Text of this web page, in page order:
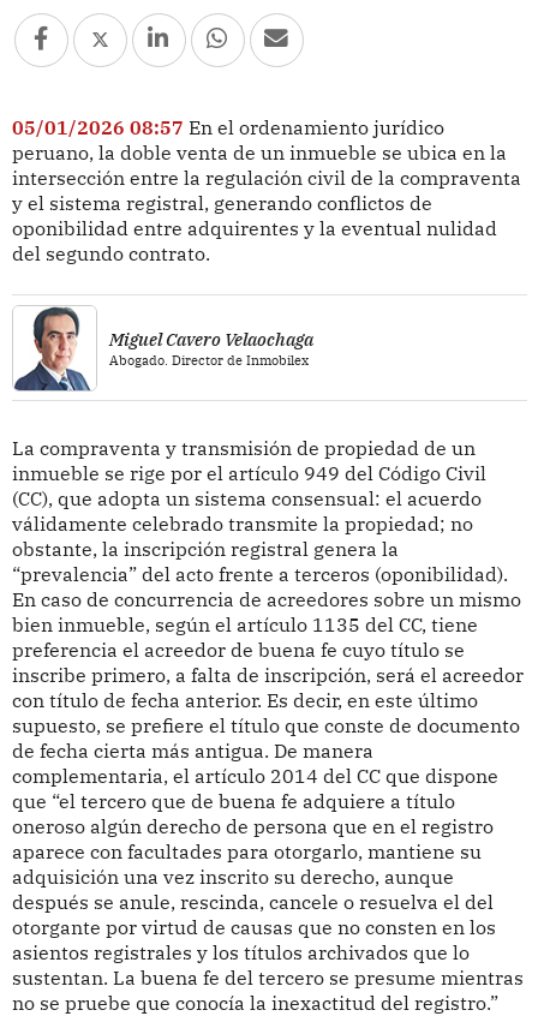
05/01/2026 08:57 En el ordenamiento jurídico
peruano, la doble venta de un inmueble se ubica en la
intersección entre la regulación civil de la compraventa
y el sistema registral, generando conflictos de
oponibilidad entre adquirentes y la eventual nulidad
del segundo contrato.
Miguel Cavero Velaochaga
Abogado. Director de Inmobilex
La compraventa y transmisión de propiedad de un
inmueble se rige por el artículo 949 del Código Civil
(CC), que adopta un sistema consensual: el acuerdo
válidamente celebrado transmite la propiedad; no
obstante, la inscripción registral genera la
“prevalencia” del acto frente a terceros (oponibilidad).
En caso de concurrencia de acreedores sobre un mismo
bien inmueble, según el artículo 1135 del CC, tiene
preferencia el acreedor de buena fe cuyo título se
inscribe primero, a falta de inscripción, será el acreedor
con título de fecha anterior. Es decir, en este último
supuesto, se prefiere el título que conste de documento
de fecha cierta más antigua. De manera
complementaria, el artículo 2014 del CC que dispone
que “el tercero que de buena fe adquiere a título
oneroso algún derecho de persona que en el registro
aparece con facultades para otorgarlo, mantiene su
adquisición una vez inscrito su derecho, aunque
después se anule, rescinda, cancele o resuelva el del
otorgante por virtud de causas que no consten en los
asientos registrales y los títulos archivados que lo
sustentan. La buena fe del tercero se presume mientras
no se pruebe que conocía la inexactitud del registro.”